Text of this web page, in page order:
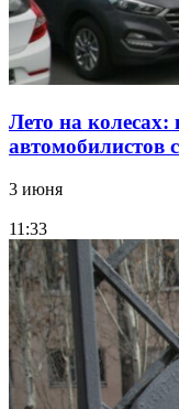
Лето на
автомобилистов
3 июня
11:33